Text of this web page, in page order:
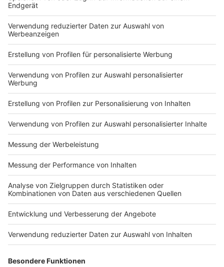
Du hast dir noch keine Artikel gemerkt
Markiere sie hierfür mit einem
Impressum
Nutzungsbedingungen
Jobs
Presse
Werben
Archiv
Kontakt
Studio-Hotline
Verkehrs-Hotline
Newsletter